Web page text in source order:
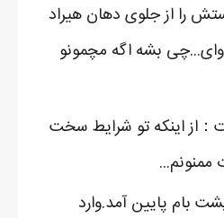
را از جلوی دهان هیراد
بشه اگه مچمونو
：از اینکه تو شرایط سخت
ممنونم...
بام پایین آمد.وارد